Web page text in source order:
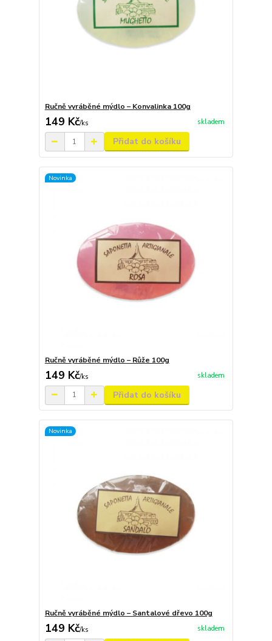
Ručně vyráběné mýdlo – Konvalinka 100g
149 Kč/ks skladem
Přidat do košíku
Novinka
Ručně vyráběné mýdlo – Růže 100g
149 Kč/ks skladem
Přidat do košíku
Novinka
Ručně vyráběné mýdlo – Santalové dřevo 100g
149 Kč/ks skladem